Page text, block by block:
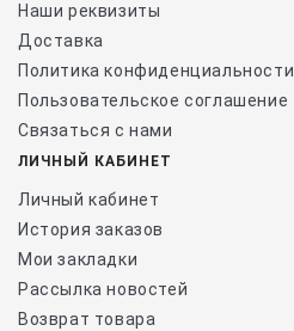
Наши реквизиты
Доставка
Политика конфиденциальности
Пользовательское соглашение
Связаться с нами
ЛИЧНЫЙ КАБИНЕТ
Личный кабинет
История заказов
Мои закладки
Рассылка новостей
Возврат товара